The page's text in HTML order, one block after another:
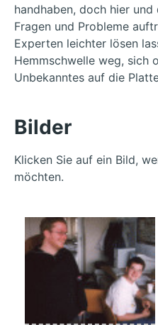
handhaben, doch hier
Fragen und Probleme
Experten leichter lösen
Hemmschwelle weg, sich
Unbekanntes auf die
Bilder
Klicken Sie auf ein Bild,
möchten.